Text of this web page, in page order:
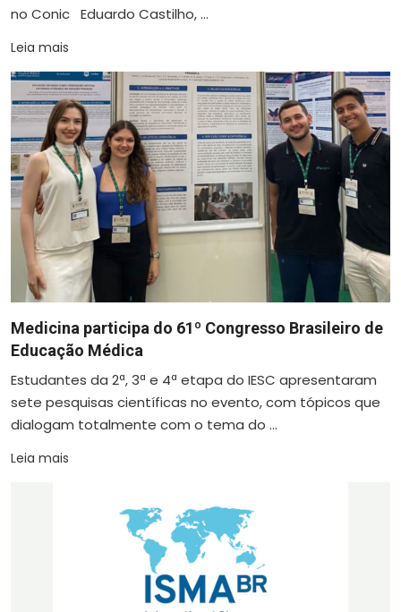
no Conic Eduardo Castilho, ...
Leia mais
Medicina participa do 61º Congresso Brasileiro de
Educação Médica
Estudantes da 2ª, 3ª e 4ª etapa do IESC apresentaram
sete pesquisas científicas no evento, com tópicos que
dialogam totalmente com o tema do ...
Leia mais